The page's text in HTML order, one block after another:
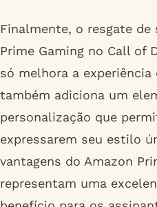
Finalmente, o resgate de
Prime Gaming no Call of
só melhora a experiência
também adiciona um
personalização que
expressarem seu estilo
vantagens do Amazon
representam uma